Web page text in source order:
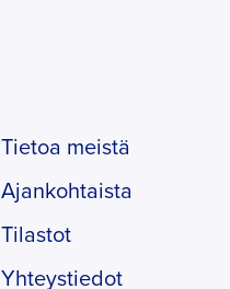
Tietoa meistä
Ajankohtaista
Tilastot
Yhteystiedot